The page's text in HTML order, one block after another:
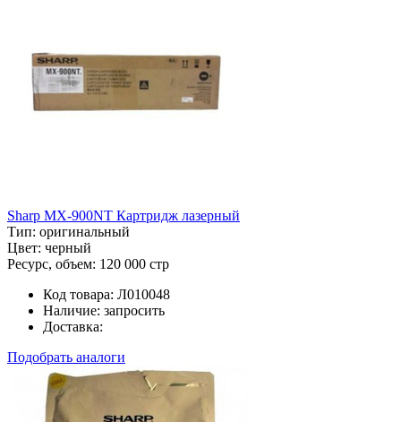
Sharp MX-900NT Картридж лазерный
Тип: оригинальный
Цвет: черный
Ресурс, объем: 120 000 стр
Код товара: Л010048
Наличие: запросить
Доставка:
Подобрать аналоги